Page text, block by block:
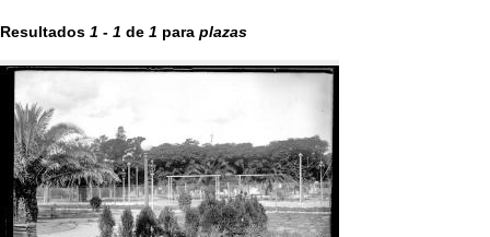
Resultados 1 - 1 de 1 para plazas